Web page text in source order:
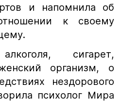
и напомнила об
к своему
сигарет,
организм, о
нездорового
психолог Мира